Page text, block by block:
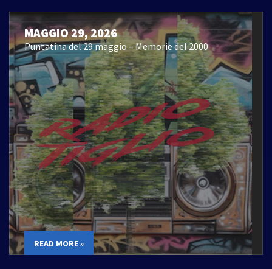
MAGGIO 29, 2026
Puntatina del 29 maggio – Memorie del 2000
READ MORE »